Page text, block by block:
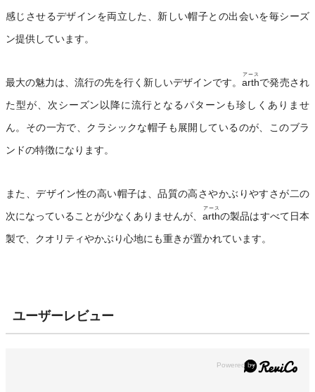
感じさせるデザインを両立した、新しい帽子との出会いを毎シーズ
ン提供しています。
最大の魅力は、流行の先を行く新しいデザインです。 arth
アース
で発売され
た型が、次シーズン以降に流行となるパターンも珍しくありませ
ん。その一方で、クラシックな帽子も展開しているのが、このブラ
ンドの特徴になります。
また、デザイン性の高い帽子は、品質の高さやかぶりやすさが二の
次になっていることが少なくありませんが、 arth
アース
の製品はすべて日本
製で、クオリティやかぶり心地にも重きが置かれています。
ユーザーレビュー